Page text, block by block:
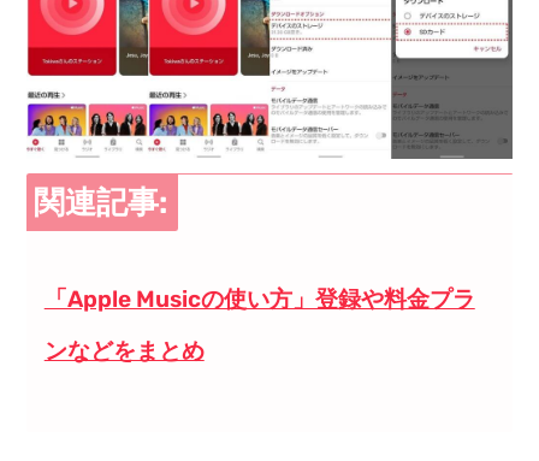
関連記事:
「Apple Musicの使い方」登録や料金プラ
ンなどをまとめ